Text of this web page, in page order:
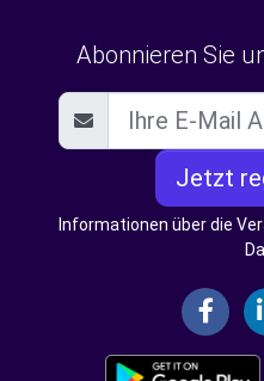
Abonnieren Sie
Jetzt
Informationen über die